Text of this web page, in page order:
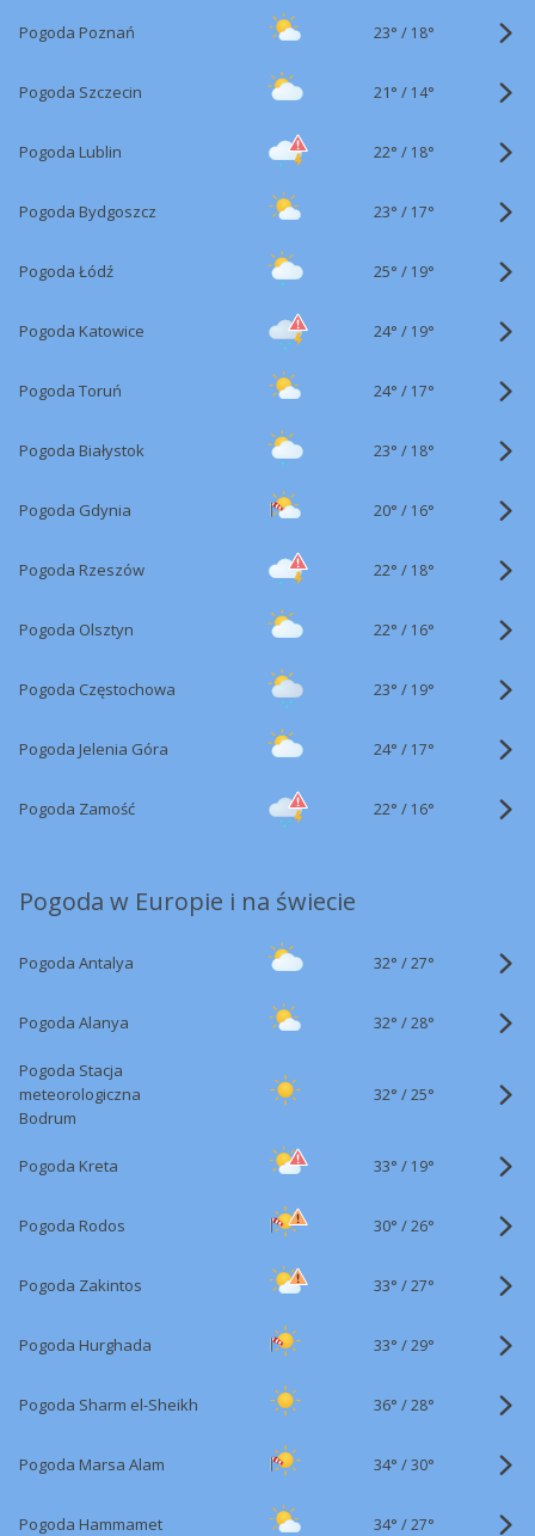
Pogoda Poznań 23° / 18°
Pogoda Szczecin 21° / 14°
Pogoda Lublin 22° / 18°
Pogoda Bydgoszcz 23° / 17°
Pogoda Łódź 25° / 19°
Pogoda Katowice 24° / 19°
Pogoda Toruń 24° / 17°
Pogoda Białystok 23° / 18°
Pogoda Gdynia 20° / 16°
Pogoda Rzeszów 22° / 18°
Pogoda Olsztyn 22° / 16°
Pogoda Częstochowa 23° / 19°
Pogoda Jelenia Góra 24° / 17°
Pogoda Zamość 22° / 16°
Pogoda w Europie i na świecie
Pogoda Antalya 32° /27°
Pogoda Alanya 32° /28°
Pogoda Stacja
meteorologiczna
Bodrum
32° /25°
Pogoda Kreta 33° / 19°
Pogoda Rodos 30° /26°
Pogoda Zakintos 33° /27°
Pogoda Hurghada 33° /29°
Pogoda Sharm el-Sheikh 36° /28°
Pogoda Marsa Alam 34° /30°
Pogoda Hammamet 34° /27°